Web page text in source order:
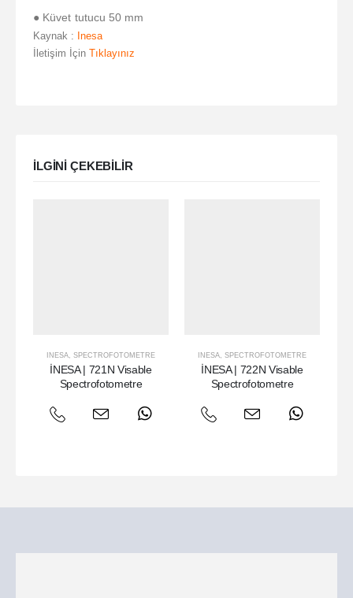
● Küvet tutucu 50 mm
Kaynak : Inesa
İletişim İçin Tıklayınız
ILGINI ÇEKEBILIR
INESA, SPECTROFOTOMETRE
İNESA | 721N Visable
Spectrofotometre
INESA, SPECTROFOTOMETRE
İNESA | 722N Visable
Spectrofotometre